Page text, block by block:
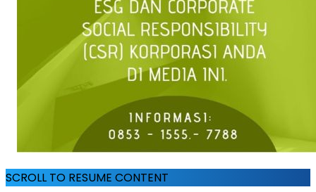
SCROLL TO RESUME CONTENT